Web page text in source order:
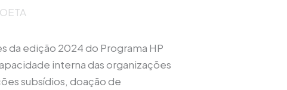
da edição 2024 do Programa HP
interna das organizações
subsídios, doação de